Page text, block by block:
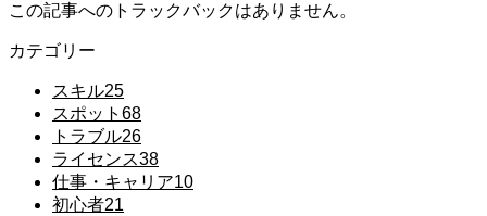
この記事へのトラックバックはありません。
カテゴリー
スキル25
スポット 68
トラブル26
ライセンス38
仕事・キャリア10
初心者21